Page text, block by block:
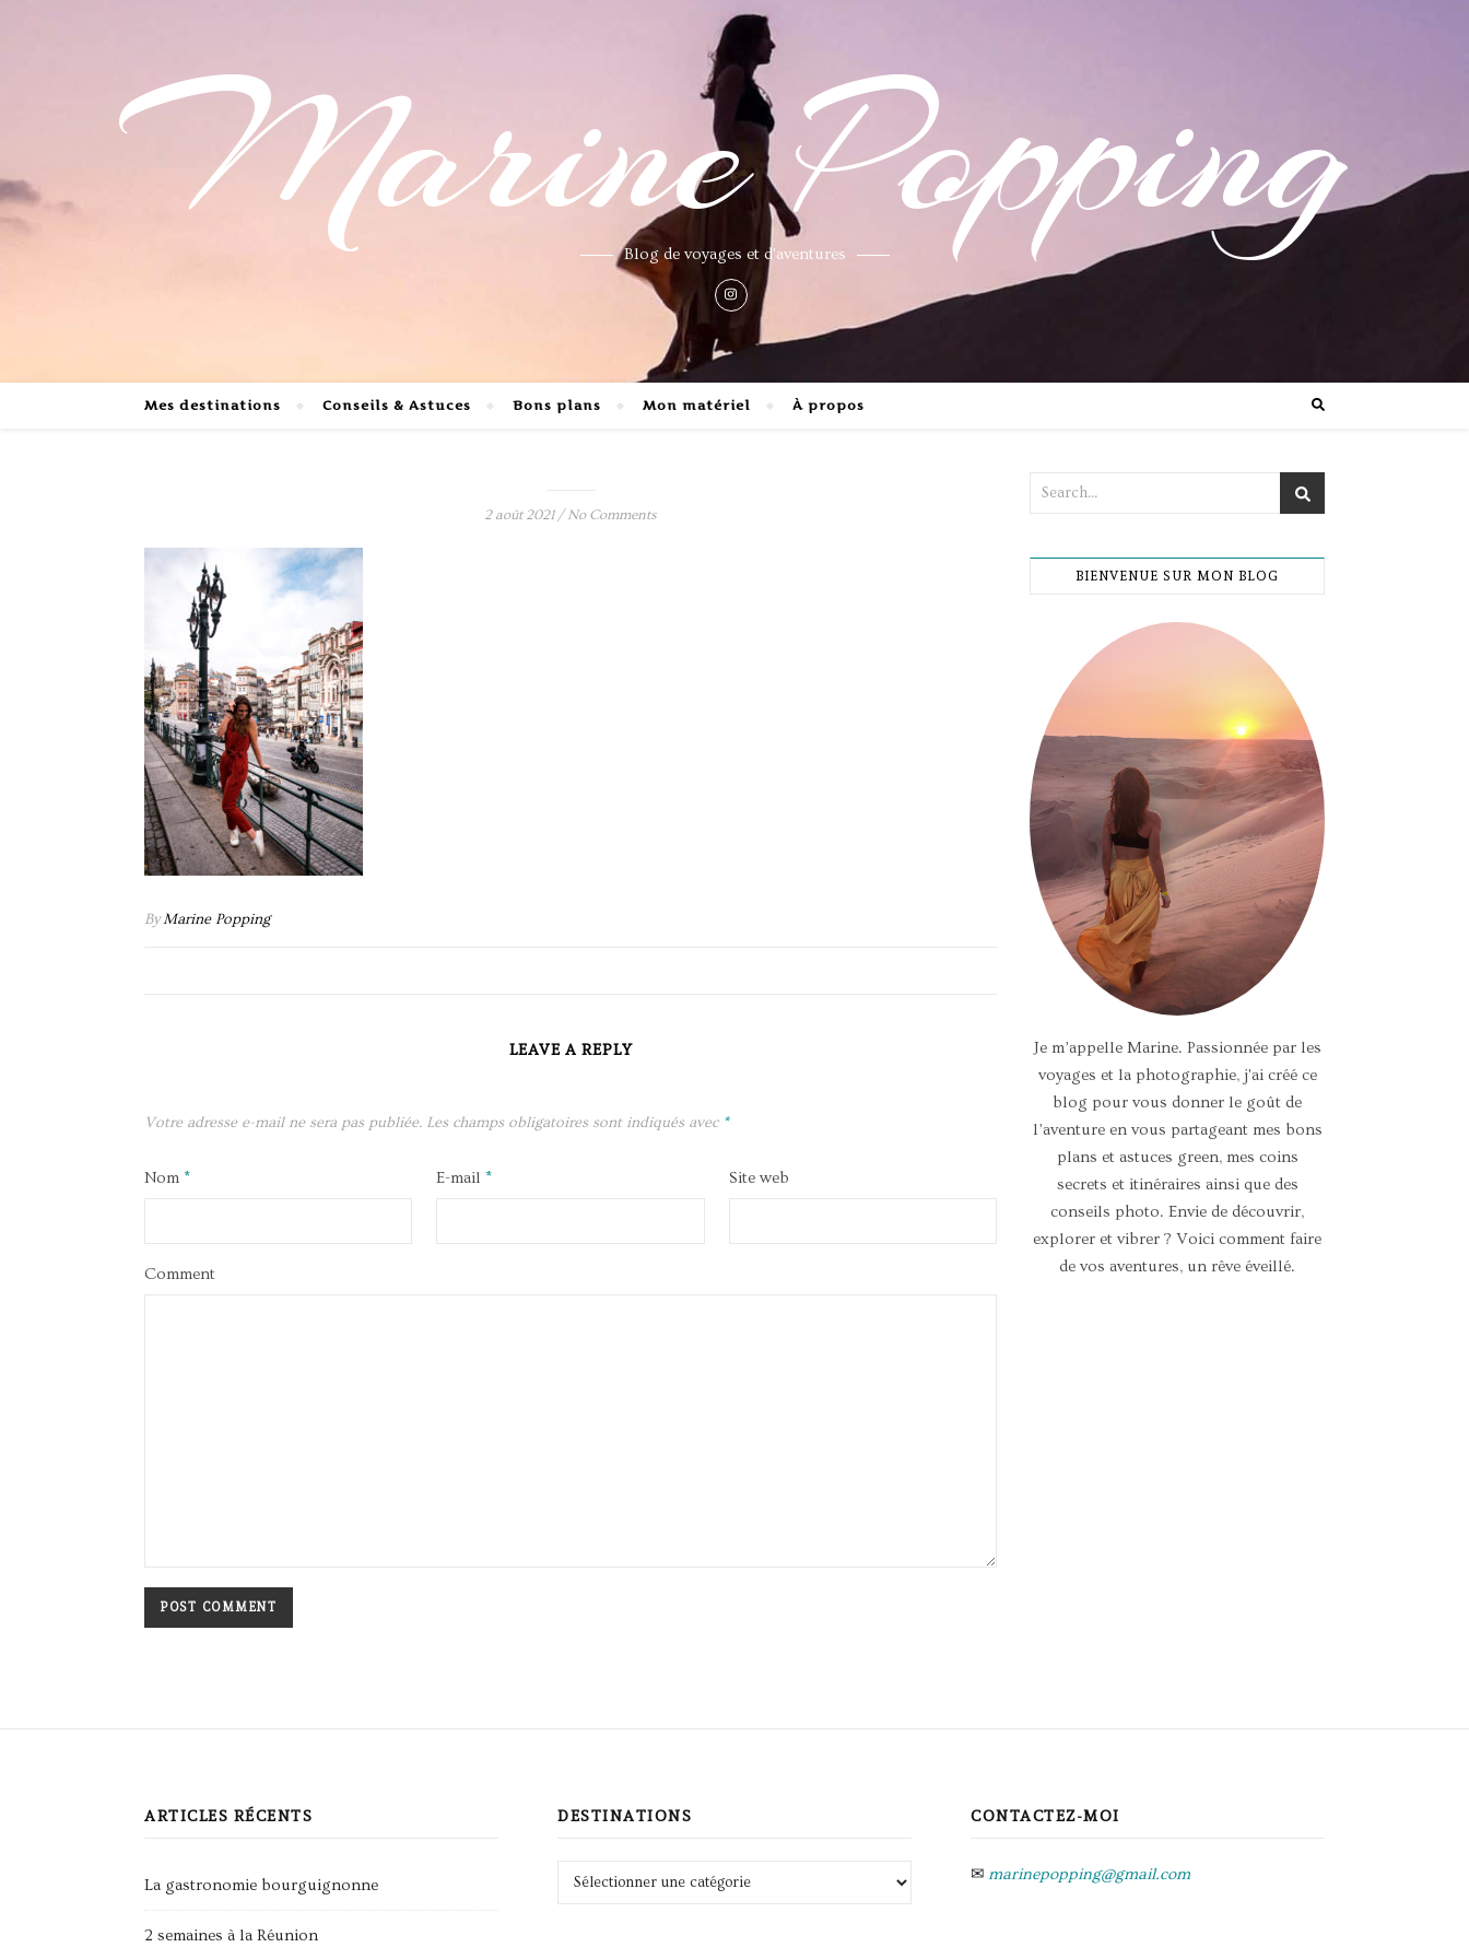
Marine Popping
Blog de voyages et d'aventures
Mes destinations Conseils & Astuces Bons plans Mon matériel À propos
2 août 2021 / No Comments
ByMarine Popping
LEAVE A REPLY
Votre adresse e-mail ne sera pas publiée. Les champs obligatoires sont indiqués avec *
Nom * E-mail * Site web
Comment
BIENVENUE SUR MON BLOG
Je m’appelle Marine. Passionnée par les
voyages et la photographie, j'ai créé ce
blog pour vous donner le goût de
l’aventure en vous partageant mes bons
plans et astuces green, mes coins
secrets et itinéraires ainsi que des
conseils photo. Envie de découvrir,
explorer et vibrer ? Voici comment faire
de vos aventures, un rêve éveillé.
ARTICLES RÉCENTS
La gastronomie bourguignonne
2 semaines à la Réunion
DESTINATIONS
Destinations
CONTACTEZ-MOI
✉ marinepopping@gmail.com